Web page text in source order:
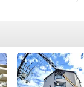
っさり値引きをし
ぐに営業所の方
居時期などについ
早くて助かった。
した際も担当者が
「あー」とわかっ